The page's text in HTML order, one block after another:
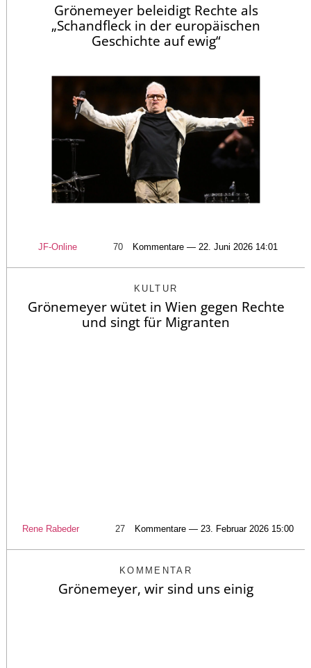
Grönemeyer beleidigt Rechte als
„Schandfleck in der europäischen
Geschichte auf ewig“
JF-Online 70 Kommentare — 22. Juni 2026 14:01
KULTUR
Grönemeyer wütet in Wien gegen Rechte
und singt für Migranten
Rene Rabeder 27 Kommentare — 23. Februar 2026 15:00
KOMMENTAR
Grönemeyer, wir sind uns einig